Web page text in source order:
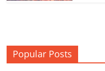
Popular Posts